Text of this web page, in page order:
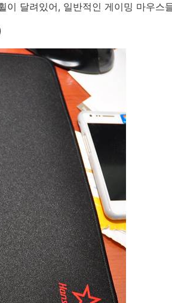
달려있어, 일반적인 게이밍 마우스